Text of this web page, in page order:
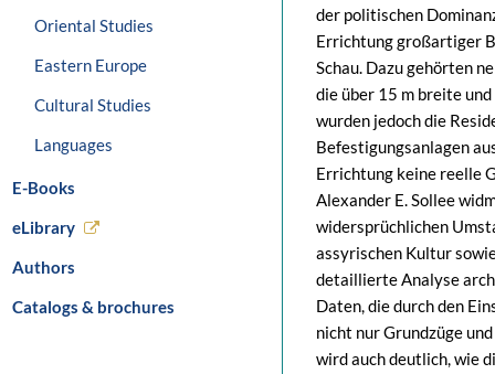
Oriental Studies
Eastern Europe
Cultural Studies
Languages
E-Books
eLibrary
Authors
Catalogs & brochures
der politischen
Errichtung großartiger
Schau. Dazu gehörten
die über 15 m breite
wurden jedoch die
Befestigungsanlagen
Errichtung keine reelle
Alexander E. Sollee
widersprüchlichen
assyrischen Kultur
detaillierte Analyse
Daten, die durch den
nicht nur Grundzüge
wird auch deutlich, wie